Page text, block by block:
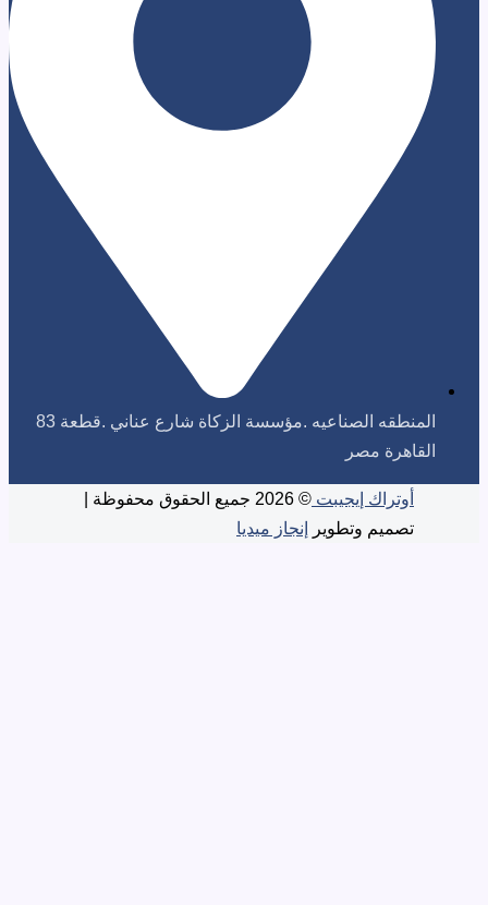
المنطقه الصناعيه .مؤسسة الزكاة شارع عناني .قطعة 83
مصر
إيجيبت
© 2026 جميع الحقوق محفوظة |
وتطويرإنجاز ميديا